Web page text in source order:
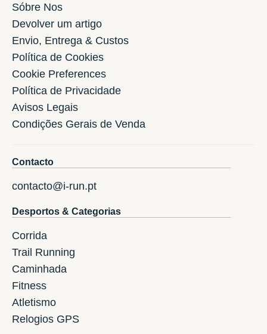
Sóbre Nos
Devolver um artigo
Envio, Entrega & Custos
Política de Cookies
Cookie Preferences
Política de Privacidade
Avisos Legais
Condições Gerais de Venda
Contacto
contacto@i-run.pt
Desportos & Categorias
Corrida
Trail Running
Caminhada
Fitness
Atletismo
Relogios GPS